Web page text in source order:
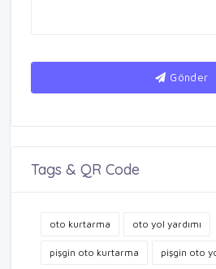
Gönder
Tags & QR Code
oto kurtarma oto yol yardımı
pişgin oto kurtarma pişgin oto